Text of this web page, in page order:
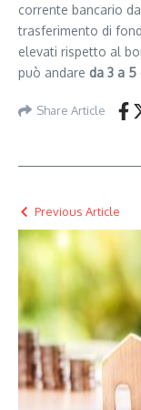
corrente bancario
trasferimento di
elevati rispetto al
può andare da 3 a 5
Share Article
Previous Article